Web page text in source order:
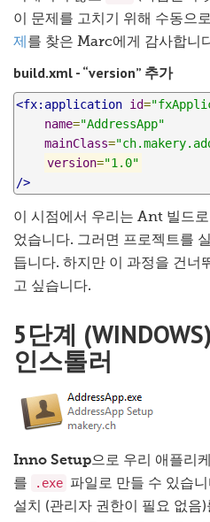
이 문제를 고치기 위해 수동으
제 를 찾은 Marc에게 감사합니
build.xml - “version” 추가
<fx:application id=
name="AddressApp"
mainClass=
version="1.0"
/>
이 시점에서 우리는 Ant 빌드로
었습니다. 그러면 프로젝트를
듭니다. 하지만 이 과정을 건너
고 싶습니다.
5단계
인스톨러
Inno Setup으로 우리 애플리
를
.exe 파일로 만들 수 있습니
설치 (관리자 권한이 필요 없음)